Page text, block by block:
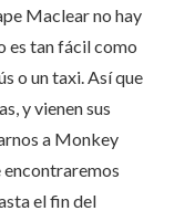
Maclear no hay
es tan fácil como
o un taxi. Así que
y vienen sus
a Monkey
encontraremos
el fin del